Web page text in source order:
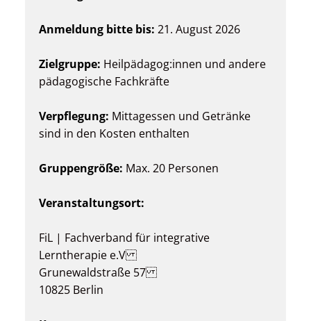
Anmeldung bitte bis: 21. August 2026
Zielgruppe: Heilpädagog:innen und andere
pädagogische Fachkräfte
Verpflegung: Mittagessen und Getränke
sind in den Kosten enthalten
Gruppengröße: Max. 20 Personen
Veranstaltungsort:
FiL | Fachverband für integrative
Lerntherapie e.V
Grunewaldstraße 57
10825 Berlin